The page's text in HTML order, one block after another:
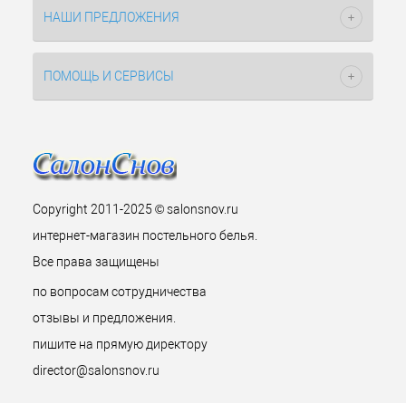
НАШИ ПРЕДЛОЖЕНИЯ
ПОМОЩЬ И СЕРВИСЫ
Copyright 2011-2025 © salonsnov.ru
интернет-магазин постельного белья.
Все права защищены
по вопросам сотрудничества
отзывы и предложения.
пишите на прямую директору
director@salonsnov.ru